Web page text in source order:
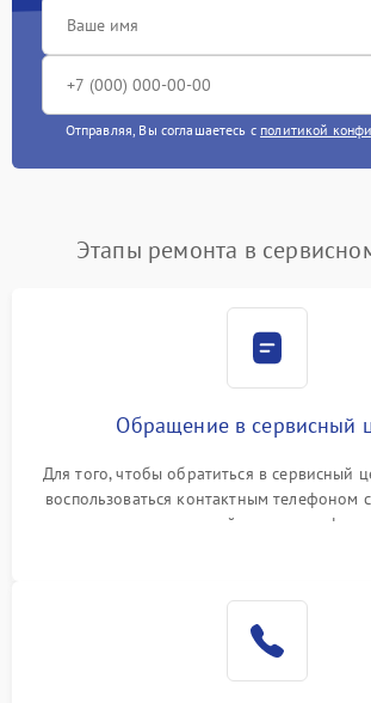
Отправляя, Вы соглашаетесь с политикой
Этапы ремонта в
Обращение в сервисный
Для того, чтобы обратиться в сервисный
воспользоваться контактным телефоном
или оставить свой номер телефона